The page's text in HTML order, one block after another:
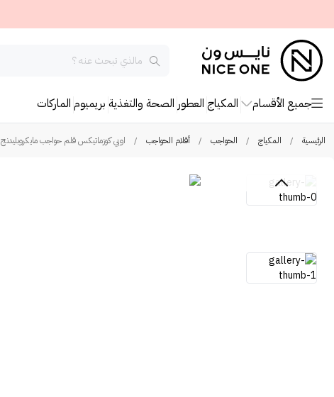
جميع الأقسام المكياج العطور الصحة والتغذية بريميوم الماركات
الرئيسية / المكياج / الحواجب / أقلام الحواجب / اوبي كوزماتيكس قلم حواجب مايكروبليدنج